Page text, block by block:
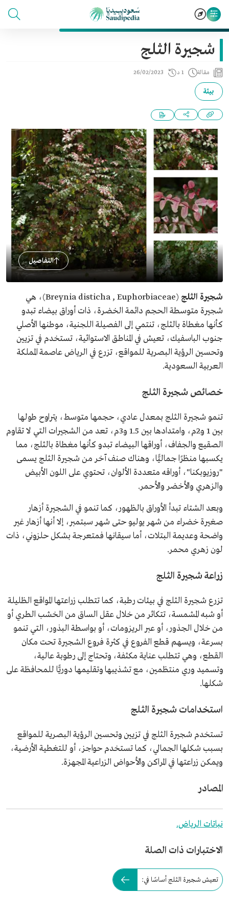
شجيرة الثلج
مقالة 1 د 26/02/2023
بيئة
التفاصيل
شجيرة الثلج
(Breynia disticha , Euphorbiaceae)، هي
شجيرة متوسطة الحجم دائمة الخضرة، ذات أوراق بيضاء تبدو
كأنها مغطاة بالثلج، تنتمي إلى الفصيلة اللجنية، موطنها الأصلي
جنوب الباسفيك، تعيش في المناطق الاستوائية، تستخدم في تزيين
وتحسين الرؤية البصرية للمواقع، تزرع في الرياض عاصمة المملكة
العربية السعودية.
خصائص شجيرة الثلج
تنمو شجيرة الثلج بمعدل عادي، حجمها متوسط، يتراوح طولها
بين 1 و2م، وامتدادها بين 1.5 و3م، تعد من الشجيرات التي لا تقاوم
الصقيع والجفاف، أوراقها البيضاء تبدو كأنها مغطاة بالثلج، مما
يكسبها منظرًا جماليًّا، وهناك صنف آخر من شجيرة الثلج يسمى
"روزيوبكنا"، أوراقه متعددة الألوان، تحتوي على اللون الأبيض
والزهري والأخضر والأحمر.
وبعد الشتاء تبدأ الأوراق بالظهور، كما تنمو في الشجيرة أزهار
صغيرة خضراء من شهر يوليو حتى شهر سبتمبر، إلا أنها أزهار غير
واضحة وعديمة البتلات، أما سيقانها فمتعرجة بشكل حلزوني، ذات
لون زهري محمر.
زراعة شجيرة الثلج
تزرع شجيرة الثلج في بيئات رطبة، كما تتطلب زراعتها المواقع الظليلة
أو شبه المشمسة، تتكاثر من خلال عقل الساق من الخشب الطري أو
من خلال الجذور، أو عبر الريزومات، أو بواسطة البذور، التي تنمو
بسرعة، ويسهم قطع الفروع في كثرة فروع الشجيرة تحت مكان
القطع، وهي تتطلب عناية مكثفة، وتحتاج إلى رطوبة عالية،
وتسميد وري منتظمين، مع تشذيبها وتقليمها دوريًّا للمحافظة على
شكلها.
استخدامات شجيرة الثلج
تستخدم شجيرة الثلج في تزيين وتحسين الرؤية البصرية للمواقع
بسبب شكلها الجمالي، كما تستخدم حواجز، أو للتغطية الأرضية،
ويمكن زراعتها في المراكن والأحواض الزراعية المجهزة.
المصادر
نباتات الرياض.
الاختبارات ذات الصلة
تعيش شجيرة الثلج أساسًا في: